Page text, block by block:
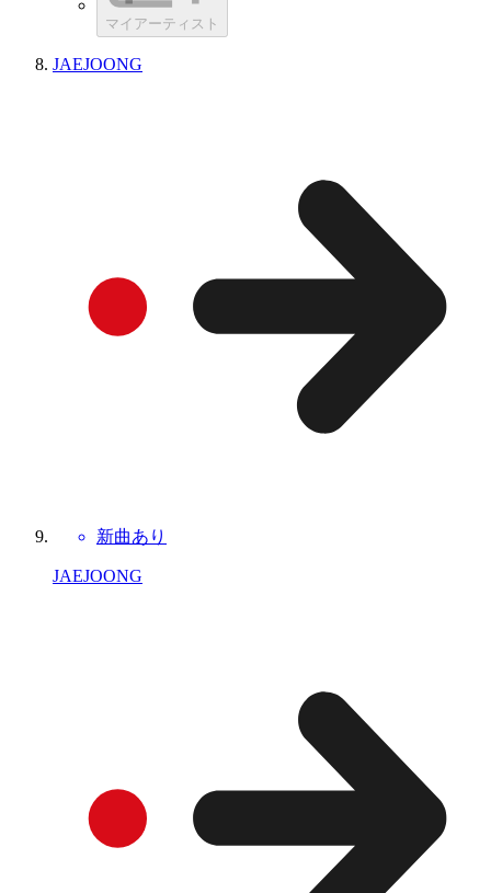
マイアーティスト
JAEJOONG
新曲あり
JAEJOONG